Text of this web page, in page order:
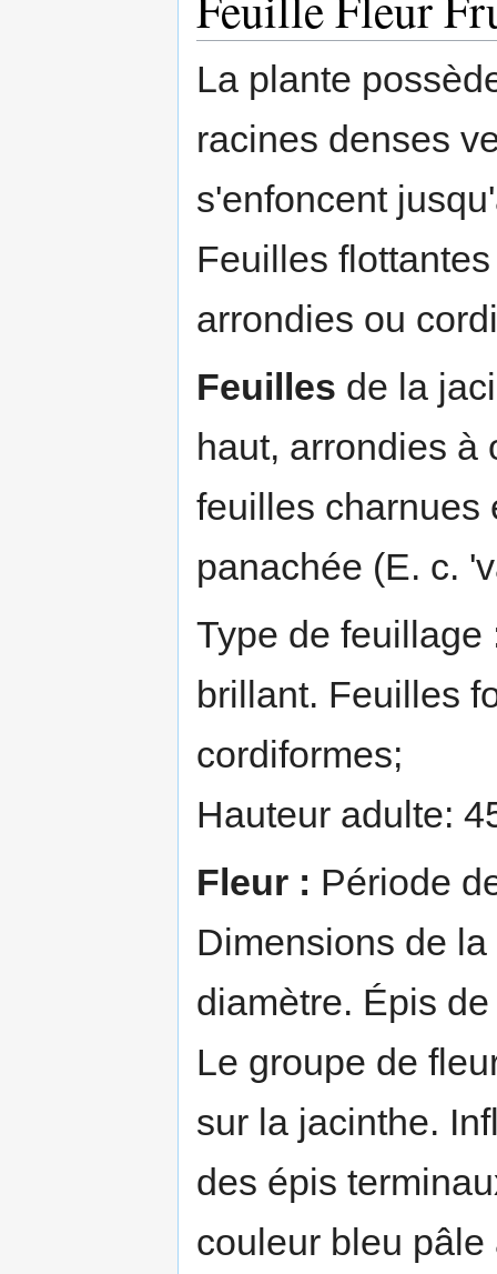
La plante
racines denses
s'enfoncent
Feuilles
arrondies ou
Feuilles de la
haut, arrondies à
feuilles charnues
panachée (E. c.
Type de feuillage
brillant. Feuilles
cordiformes;
Hauteur adulte:
Fleur : Période
Dimensions de
diamètre. Épis
Le groupe de
sur la jacinthe.
des épis
couleur bleu